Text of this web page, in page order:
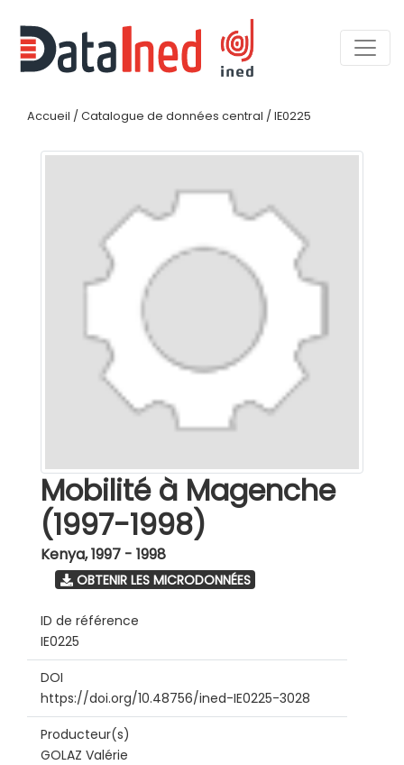
Accueil / Catalogue de données central / IE0225
Mobilité à Magenche
(1997-1998)
Kenya,1997 - 1998
OBTENIR LES MICRODONNÉES
ID de référence
IE0225
DOI
https://doi.org/10.48756/ined-IE0225-3028
Producteur(s)
GOLAZ Valérie